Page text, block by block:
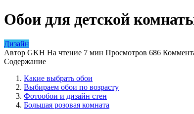
Обои для детской
Дизайн
Автор GKH На чтение 7 мин Просмотров 686
Содержание
Какие выбрать обои
Выбираем обои по возрасту
Фотообои и дизайн стен
Большая розовая комната